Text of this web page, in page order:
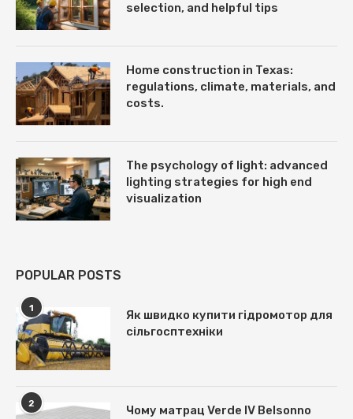
selection, and helpful tips
Home construction in Texas:
regulations, climate, materials, and
costs.
The psychology of light: advanced
lighting strategies for high end
visualization
POPULAR POSTS
1
Як швидко купити гідромотор для
сільгосптехніки
2
Чому матрац Verde IV Belsonno